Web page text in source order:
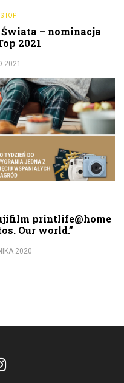
TOP
– nominacja
2021
2021
printlife@home
Our world.”
2020